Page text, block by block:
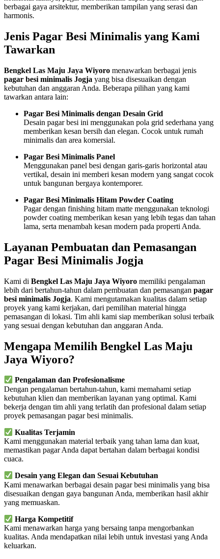
berbagai gaya arsitektur, memberikan tampilan yang serasi dan
harmonis.
Jenis Pagar Besi Minimalis yang Kami
Tawarkan
Bengkel Las Maju Jaya Wiyoro menawarkan berbagai jenis
pagar besi minimalis Jogja yang bisa disesuaikan dengan
kebutuhan dan anggaran Anda. Beberapa pilihan yang kami
tawarkan antara lain:
Pagar Besi Minimalis dengan Desain Grid
Desain pagar besi ini menggunakan pola grid sederhana yang
memberikan kesan bersih dan elegan. Cocok untuk rumah
minimalis dan area komersial.
Pagar Besi Minimalis Panel
Menggunakan panel besi dengan garis-garis horizontal atau
vertikal, desain ini memberi kesan modern yang sangat cocok
untuk bangunan bergaya kontemporer.
Pagar Besi Minimalis Hitam Powder Coating
Pagar dengan finishing hitam matte menggunakan teknologi
powder coating memberikan kesan yang lebih tegas dan tahan
lama, serta menambah kesan modern pada properti Anda.
Layanan Pembuatan dan Pemasangan
Pagar Besi Minimalis Jogja
Kami di Bengkel Las Maju Jaya Wiyoro memiliki pengalaman
lebih dari bertahun-tahun dalam pembuatan dan pemasangan pagar
besi minimalis Jogja. Kami mengutamakan kualitas dalam setiap
proyek yang kami kerjakan, dari pemilihan material hingga
pemasangan di lokasi. Tim ahli kami siap memberikan solusi terbaik
yang sesuai dengan kebutuhan dan anggaran Anda.
Mengapa Memilih Bengkel Las Maju
Jaya Wiyoro?
Pengalaman dan Profesionalisme
Dengan pengalaman bertahun-tahun, kami memahami setiap
kebutuhan klien dan memberikan layanan yang optimal. Kami
bekerja dengan tim ahli yang terlatih dan profesional dalam setiap
proyek pemasangan pagar besi minimalis.
Kualitas Terjamin
Kami menggunakan material terbaik yang tahan lama dan kuat,
memastikan pagar Anda dapat bertahan dalam berbagai kondisi
cuaca.
Desain yang Elegan dan Sesuai Kebutuhan
Kami menawarkan berbagai desain pagar besi minimalis yang bisa
disesuaikan dengan gaya bangunan Anda, memberikan hasil akhir
yang memuaskan.
Harga Kompetitif
Kami menawarkan harga yang bersaing tanpa mengorbankan
kualitas. Anda mendapatkan nilai lebih untuk investasi yang Anda
keluarkan.